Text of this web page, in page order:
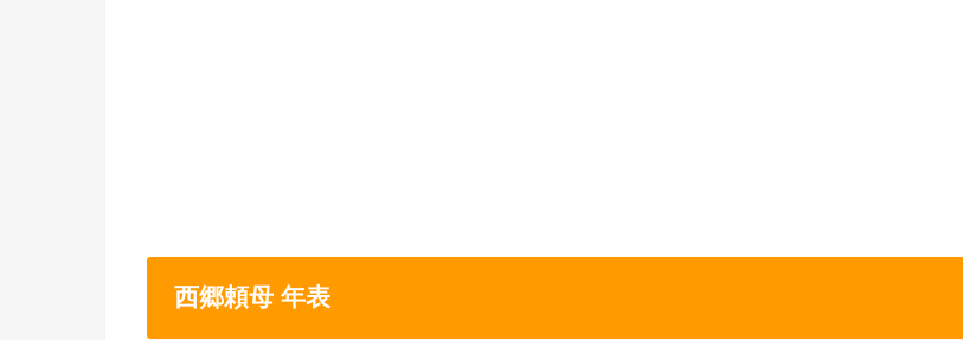
西郷頼母 年表